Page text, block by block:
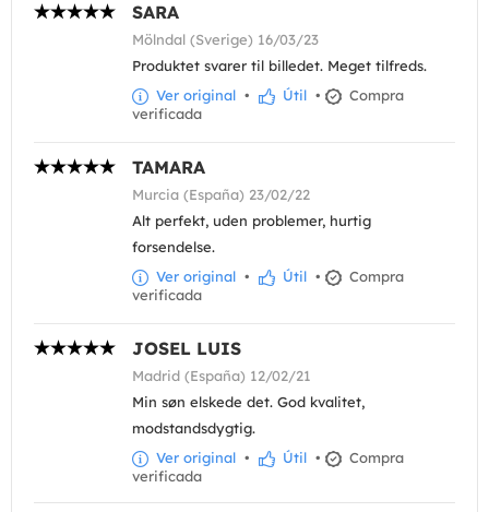
SARA
Mölndal (Sverige) 16/03/23
Produktet svarer til billedet. Meget tilfreds.
Ver original • Útil •
Compra
verificada
TAMARA
Murcia (España) 23/02/22
Alt perfekt, uden problemer, hurtig
forsendelse.
Ver original • Útil •
Compra
verificada
JOSEL LUIS
Madrid (España) 12/02/21
Min søn elskede det. God kvalitet,
modstandsdygtig.
Ver original • Útil •
Compra
verificada